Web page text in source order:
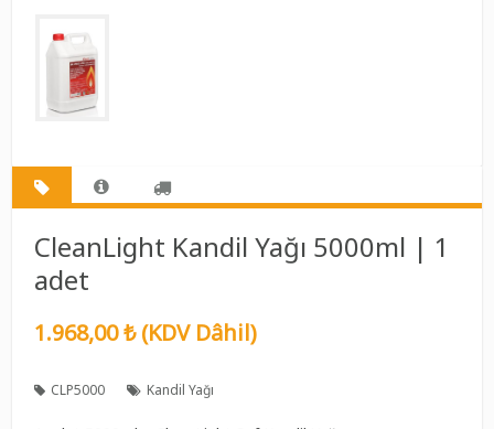
CleanLight Kandil Yağı 5000ml | 1
adet
1.968,00 ₺ (KDV Dâhil)
CLP5000 Kandil Yağı